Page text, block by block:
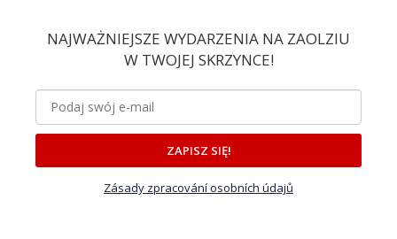
NAJWAŻNIEJSZE WYDARZENIA NA ZAOLZIU
W TWOJEJ SKRZYNCE!
ZAPISZ SIĘ!
Zásady zpracování osobních údajů